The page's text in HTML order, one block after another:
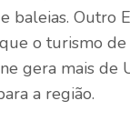
baleias. Outro
o turismo
gera mais de
a região.